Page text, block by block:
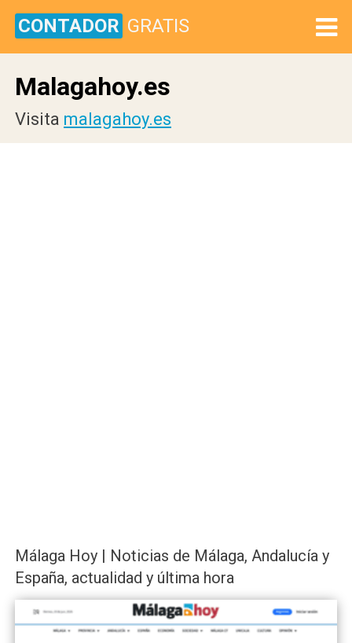
CONTADOR GRATIS
Malagahoy.es
Visita malagahoy.es
Málaga Hoy | Noticias de Málaga, Andalucía y
España, actualidad y última hora